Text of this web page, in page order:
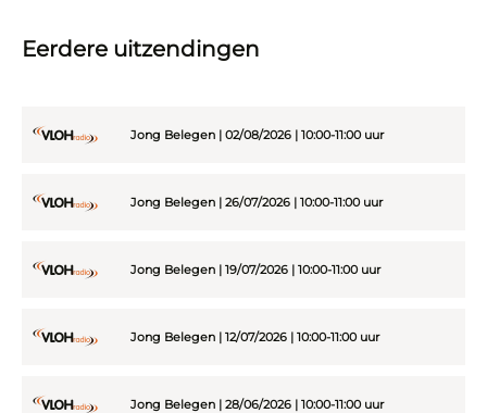
Eerdere uitzendingen
Jong Belegen | 02/08/2026 | 10:00-11:00 uur
Jong Belegen | 26/07/2026 | 10:00-11:00 uur
Jong Belegen | 19/07/2026 | 10:00-11:00 uur
Jong Belegen | 12/07/2026 | 10:00-11:00 uur
Jong Belegen | 28/06/2026 | 10:00-11:00 uur